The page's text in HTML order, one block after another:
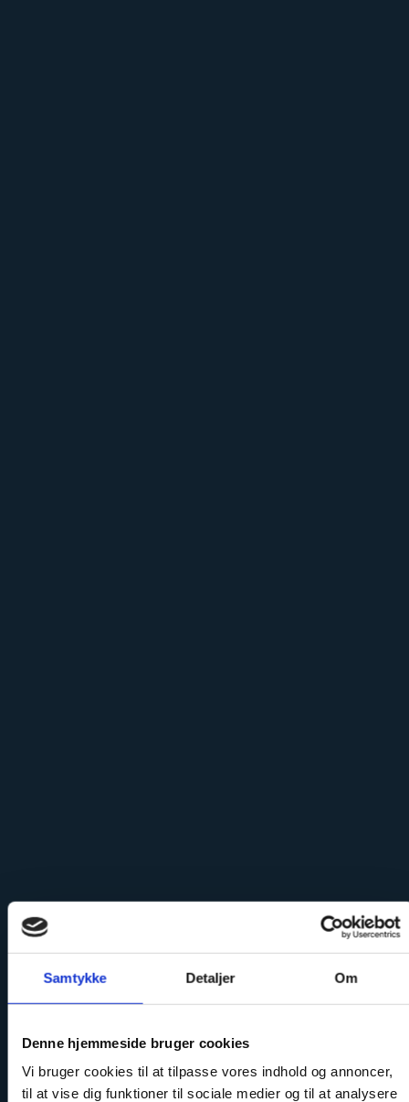
Samtykke Detaljer Om
Denne hjemmeside bruger cookies
Vi bruger cookies til at tilpasse vores indhold og annoncer,
til at vise dig funktioner til sociale medier og til at analysere